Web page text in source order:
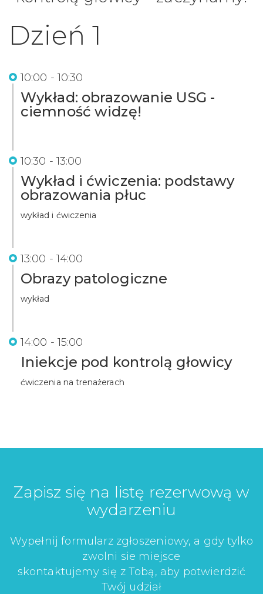
Dzień 1
10:00 - 10:30
Wykład: obrazowanie USG -
ciemność widzę!
10:30 - 13:00
Wykład i ćwiczenia: podstawy
obrazowania płuc
wykład i ćwiczenia
13:00 - 14:00
Obrazy patologiczne
wykład
14:00 - 15:00
Iniekcje pod kontrolą głowicy
ćwiczenia na trenażerach
Zapisz się na listę rezerwową w
wydarzeniu
Wypełnij formularz zgłoszeniowy, a gdy tylko
zwolni sie miejsce
skontaktujemy się z Tobą, aby potwierdzić
Twój udział